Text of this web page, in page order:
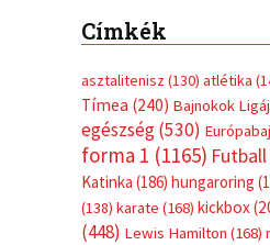
Címkék
asztalitenisz (130) atlétika
Tímea (240) Bajnokok
egészség(530)
forma 1 (1165) Futball
Katinka (186) hungaroring
(138) karate (168) kickbox
(448) Lewis Hamilton (168)